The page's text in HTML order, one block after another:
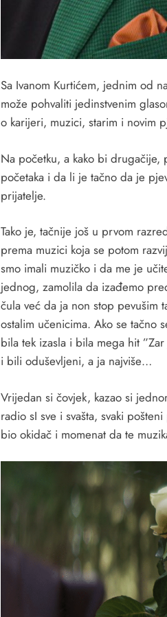
Sa Ivanom Kurtićem, jednim od
može pohvaliti jedinstvenim
o karijeri, muzici, starim i novim
Na početku, a kako bi drugačije,
početaka i da li je tačno da je
prijatelje.
Tako je, tačnije još u prvom
prema muzici koja se potom
smo imali muzičko i da me je
jednog, zamolila da izađemo
čula već da ja non stop pevušim
ostalim učenicima. Ako se tačno
bila tek izasla i bila mega hit
i bili oduševljeni, a ja najviše…
Vrijedan si čovjek, kazao si
radio sI sve i svašta, svaki
bio okidač i momenat da te